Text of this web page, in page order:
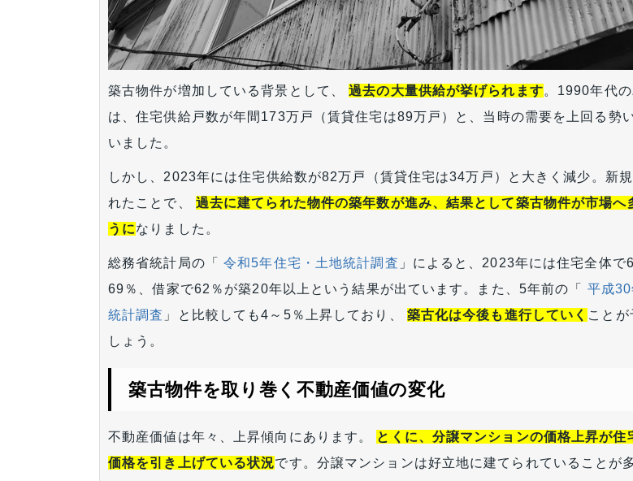
築古物件が増加している背景として、過去の大量供給が挙げられます。1990年代
は、住宅供給戸数が年間173万戸（賃貸住宅は89万戸）と、当時の需要を上回る勢
いました。
しかし、2023年には住宅供給数が82万戸（賃貸住宅は34万戸）と大きく減少。新
れたことで、 過去に建てられた物件の築年数が進み、結果として築古物件が市場へ
うになりました。
総務省統計局の「令和5年住宅・土地統計調査 」によると、2023年には住宅全体で
69％、借家で62％が築20年以上という結果が出ています。また、5年前の「 平成
統計調査 」と比較しても4～5％上昇しており、 築古化は今後も進行していく ことが
しょう。
築古物件を取り巻く不動産価値の変化
不動産価値は年々、上昇傾向にあります。 とくに、分譲マンションの価格上昇が住
価格を引き上げている状況です。分譲マンションは好立地に建てられていることが